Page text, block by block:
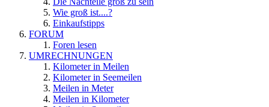
Wie groß ist....?
Einkaufstipps
FORUM
Foren lesen
UMRECHNUNGEN
Kilometer in Meilen
Kilometer in Seemeilen
Meilen in Meter
Meilen in Kilometer